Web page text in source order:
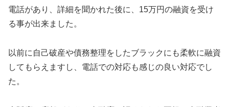
電話があり、詳細を聞かれた後に、15万円の融資を受け
る事が出来ました。
以前に自己破産や債務整理をしたブラックにも柔軟に融資
してもらえますし、電話での対応も感じの良い対応でし
た。